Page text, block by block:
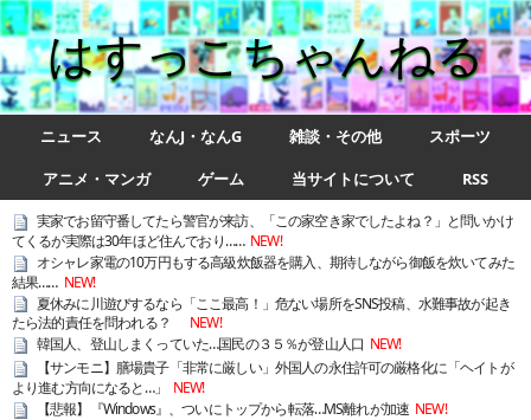
はすっこちゃんねる
ニュース なんJ・なんG 雑談・その他
スポーツ
アニメ・マンガ
ゲーム 当サイトについて RSS
実家でお留守番してたら警官が来訪、「この家空き家でしたよね？」と問いかけ
てくるが実際は30年ほど住んでおり…… NEW!
オシャレ家電の10万円もする高級炊飯器を購入、期待しながら御飯を炊いてみた
結果…… NEW!
夏休みに川遊びするなら「ここ最高！」危ない場所をSNS投稿、水難事故が起き
たら法的責任を問われる？
NEW!
韓国人、登山しまくっていた…国民の３５％が登山人口 NEW!
【サンモニ】膳場貴子「非常に厳しい」外国人の永住許可の厳格化に「ヘイトが
より進む方向になると…」
NEW!
【悲報】『Windows』、ついにトップから転落…MS離れが加速 NEW!